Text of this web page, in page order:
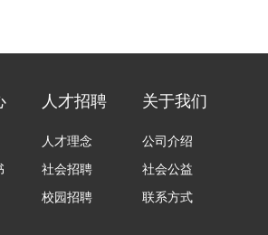
人才招聘
人才理念
社会招聘
校园招聘
关于我们
公司介绍
社会公益
联系方式